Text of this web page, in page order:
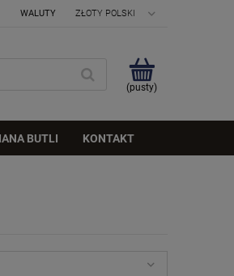
WALUTY
(pusty)
BUTLI KONTAKT